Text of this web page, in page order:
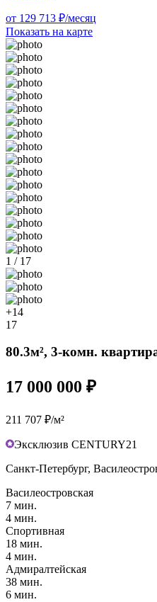
от 129 713 ₽/месяц
Показать на карте
1 / 17
+14
17
80.3м², 3-комн.
17 000 000 ₽
211 707 ₽/м²
Эксклюзив CENTURY21
Санкт-Петербург,
Василеостровская
7 мин.
4 мин.
Спортивная
18 мин.
4 мин.
Адмиралтейская
38 мин.
6 мин.